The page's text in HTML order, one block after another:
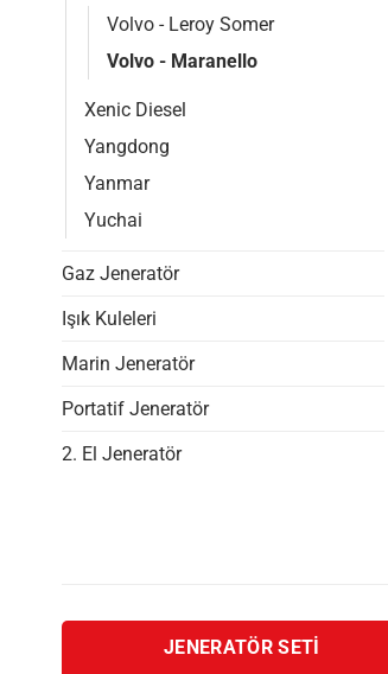
Volvo - Leroy Somer
Volvo - Maranello
Xenic Diesel
Yangdong
Yanmar
Yuchai
Gaz Jeneratör
Işık Kuleleri
Marin Jeneratör
Portatif Jeneratör
2. El Jeneratör
JENERATÖR SETI